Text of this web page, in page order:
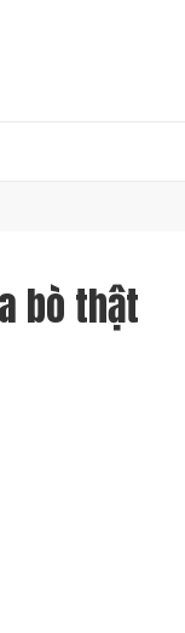
bò thật